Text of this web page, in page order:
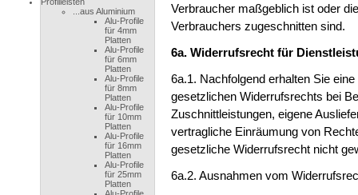
Verbraucher maßgeblich ist oder
Verbrauchers zugeschnitten sind.
6a. Widerrufsrecht für
6a.1. Nachfolgend erhalten Sie
gesetzlichen Widerrufsrechts bei
Zuschnittleistungen, eigene
vertragliche Einräumung von
gesetzliche Widerrufsrecht nicht
6a.2. Ausnahmen vom
...aus Aluminium
Alu-Profile
für 4mm
Platten
Alu-Profile
für 6mm
Platten
Alu-Profile
für 8mm
Platten
Alu-Profile
für 10mm
Platten
Alu-Profile
für 16mm
Platten
Alu-Profile
für 25mm
Platten